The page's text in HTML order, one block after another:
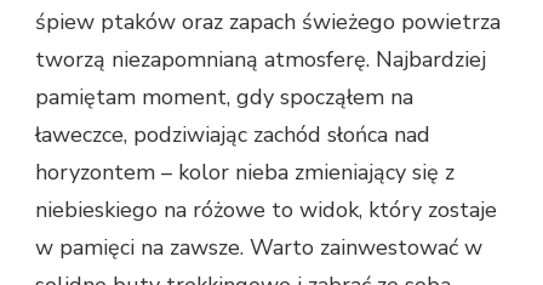
śpiew ptaków oraz zapach świeżego powietrza
tworzą niezapomnianą atmosferę. Najbardziej
pamiętam moment, gdy spocząłem na
ławeczce, podziwiając zachód słońca nad
horyzontem – kolor nieba zmieniający się z
niebieskiego na różowe to widok, który zostaje
w pamięci na zawsze. Warto zainwestować w